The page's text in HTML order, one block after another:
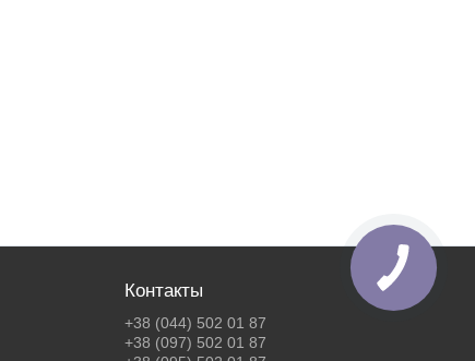
Контакты
+38 (044) 502 01 87
+38 (097) 502 01 87